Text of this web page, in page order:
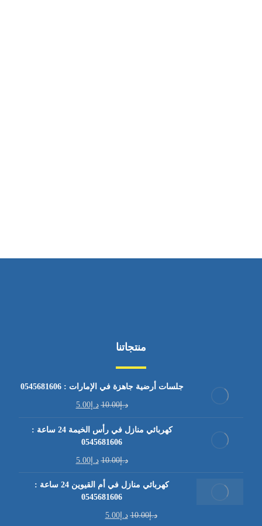
منتجاتنا
جلسات أرضية جاهزة في الإمارات : 0545681606
د.إ10.00 د.إ5.00
كهربائي منازل في رأس الخيمة 24 ساعة :
0545681606
د.إ10.00 د.إ5.00
كهربائي منازل في أم القيوين 24 ساعة :
0545681606
د.إ10.00 د.إ5.00